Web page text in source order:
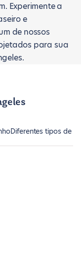
Experimente a
e
de nossos
para sua
Diferentes tipos de